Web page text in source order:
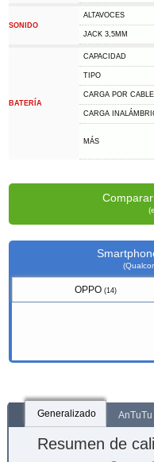
SONIDO
ALTAVOCES
JACK 3,5MM
BATERÍA
CAPACIDAD
TIPO
CARGA POR CABLE
CARGA
MÁS
OPPO (14)
Generalizado AnTuTu
Resumen de